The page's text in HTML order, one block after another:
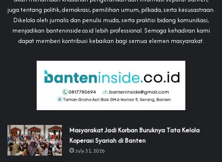
juga tentang politik, demokrasi, pemilihan umum, pilkada, serta kesusastraan.
Dikelola oleh jurnalis dan penulis muda, serta praktisi bidang komunikasi,
menjadikan banteninside.co.id lebih professional. Semoga kehadiran kami
dapat memberi kontribusi kebaikan bagi semua elemen masyarakat.
‎Masyarakat Jadi Korban Buruknya Tata Kelola
Koperasi Syariah di Banten
July 31, 2026